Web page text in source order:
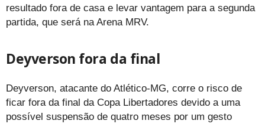
resultado fora de casa e levar vantagem para a segunda
partida, que será na Arena MRV.
Deyverson fora da final
Deyverson, atacante do Atlético-MG, corre o risco de
ficar fora da final da Copa Libertadores devido a uma
possível suspensão de quatro meses por um gesto